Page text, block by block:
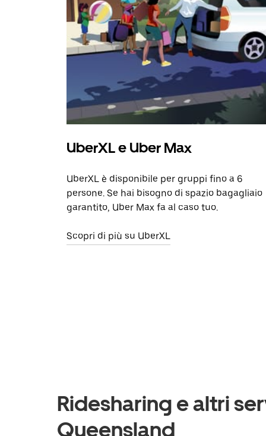
UberXL e Uber Max
UberXL è disponibile per gruppi fino a 6
persone. Se hai bisogno di spazio bagagliaio
garantito, Uber Max fa al caso tuo.
Scopri di più su UberXL
Ridesharing e altri
Queensland